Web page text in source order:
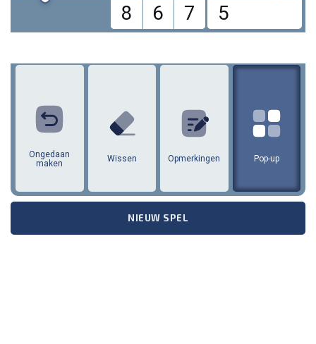
8
6 7
5
Ongedaan
maken
Wissen Opmerkingen Pop-up
NIEUW SPEL